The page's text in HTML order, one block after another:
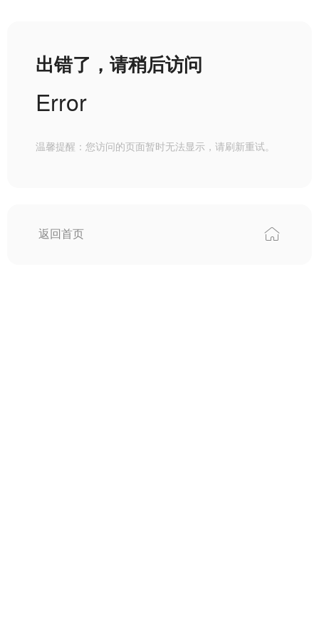
出错了，请稍后访问
Error
温馨提醒：您访问的页面暂时无法显示，请刷新重试。
返回首页